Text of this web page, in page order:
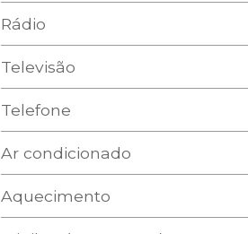
Rádio
Televisão
Telefone
Ar condicionado
Aquecimento